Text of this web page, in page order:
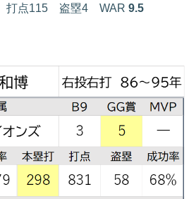
打点115 盗塁4 WAR 9.5